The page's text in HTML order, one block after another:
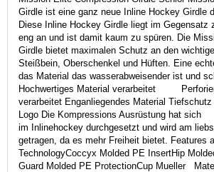
Girdle ist eine ganz neue Inline Hockey Girdle
Diese Inline Hockey Girdle liegt im Gegensatz
eng an und ist damit kaum zu spüren. Die
Girdle bietet maximalen Schutz an den
Steißbein, Oberschenkel und Hüften. Eine
das Material das wasserabweisender ist und
Hochwertiges Material verarbeitet
verarbeitet Enganliegendes Material
Logo Die Kompressions Ausrüstung hat sich
im Inlinehockey durchgesetzt und wird am
getragen, da es mehr Freiheit bietet. Features
TechnologyCoccyx Molded PE InsertHip
Guard Molded PE ProtectionCup Mueller